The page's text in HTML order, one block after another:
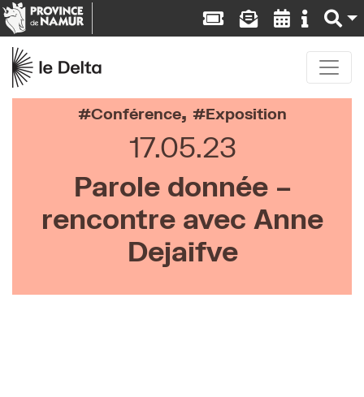
Conférence, Exposition
17.05.23
Parole donnée –
rencontre avec Anne
Dejaifve